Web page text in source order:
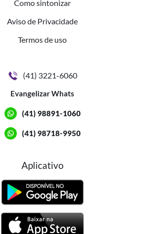
Como sintonizar
Aviso de Privacidade
Termos de uso
(41) 3221-6060
Evangelizar Whats
(41) 98891-1060
(41) 98718-9950
Aplicativo